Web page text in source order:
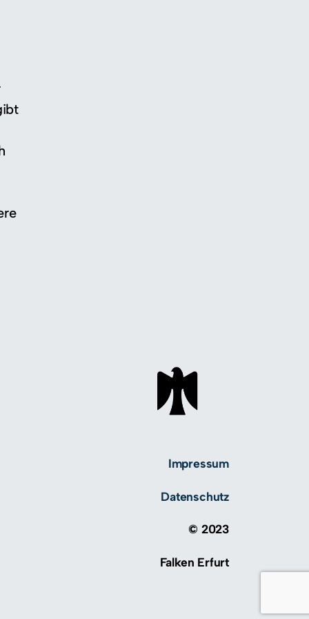
Impressum
Datenschutz
© 2023
Falken Erfurt